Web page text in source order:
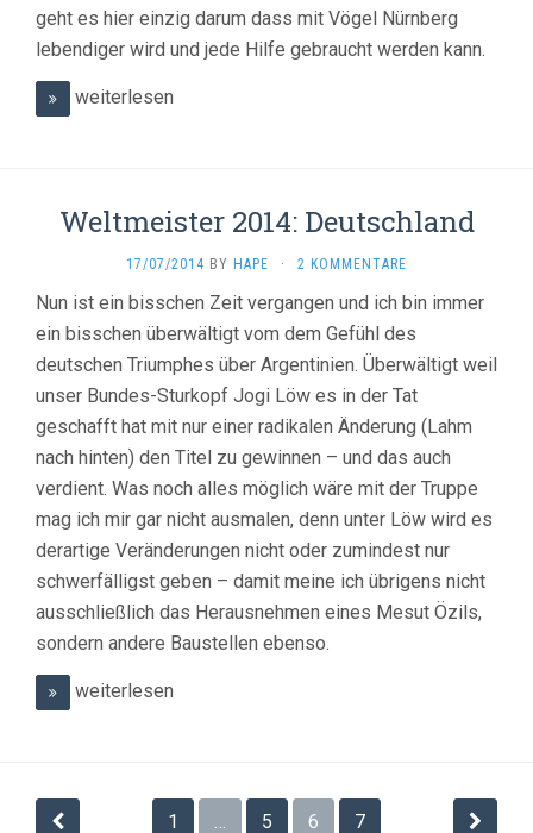
geht es hier einzig darum dass mit Vögel Nürnberg
lebendiger wird und jede Hilfe gebraucht werden kann.
weiterlesen
Weltmeister 2014: Deutschland
17/07/2014 BY HAPE · 2 KOMMENTARE
Nun ist ein bisschen Zeit vergangen und ich bin immer
ein bisschen überwältigt vom dem Gefühl des
deutschen Triumphes über Argentinien. Überwältigt weil
unser Bundes-Sturkopf Jogi Löw es in der Tat
geschafft hat mit nur einer radikalen Änderung (Lahm
nach hinten) den Titel zu gewinnen – und das auch
verdient. Was noch alles möglich wäre mit der Truppe
mag ich mir gar nicht ausmalen, denn unter Löw wird es
derartige Veränderungen nicht oder zumindest nur
schwerfälligst geben – damit meine ich übrigens nicht
ausschließlich das Herausnehmen eines Mesut Özils,
sondern andere Baustellen ebenso.
weiterlesen
Beitrags-
1 … 5 6 7